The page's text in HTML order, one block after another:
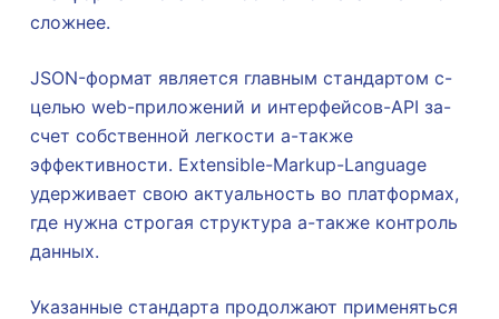
сложнее.
JSON-формат является главным стандартом с-
целью web-приложений и интерфейсов-API за-
счет собственной легкости а-также
эффективности. Extensible-Markup-Language
удерживает свою актуальность во платформах,
где нужна строгая структура а-также контроль
данных.
Указанные стандарта продолжают применяться